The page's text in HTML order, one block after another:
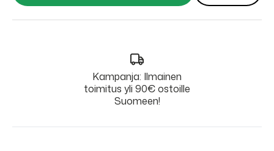
Kampanja: Ilmainen
toimitus yli 90€ ostoille
Suomeen!